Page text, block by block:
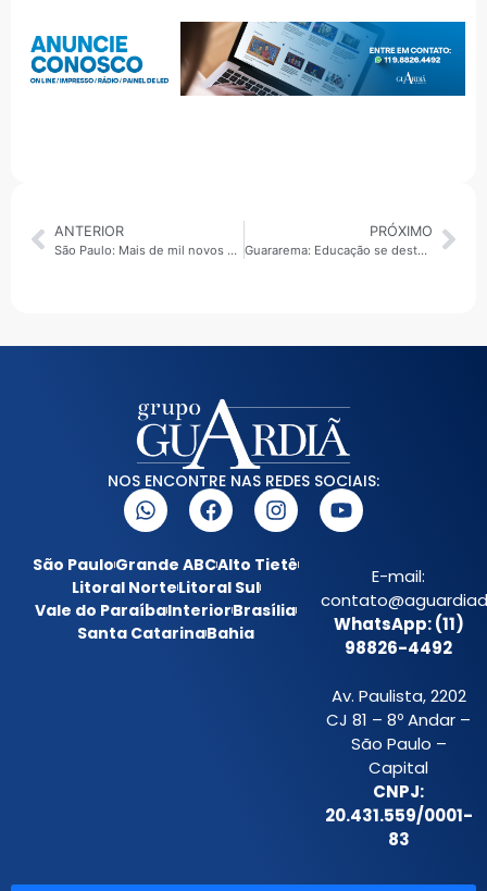
ANTERIOR
São Paulo: Mais de mil novos soldados da PM se formam e passam a reforçar a segurança em todo o estado
PRÓXIMO
Guararema: Educação se destaca em alfabetização e recebe reconhecimento estadual
NOS ENCONTRE NAS REDES SOCIAIS:
São PauloGrande ABCAlto Tietê
Litoral NorteLitoral Sul
Vale do ParaíbaInteriorBrasília
Santa CatarinaBahia
E-mail:
WhatsApp: (11)
98826-4492
Av. Paulista, 2202
CJ 81 – 8º Andar –
São Paulo –
Capital
CNPJ:
20.431.559/0001-
83